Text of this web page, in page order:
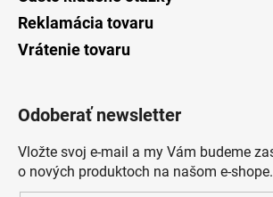
Reklamácia tovaru
Vrátenie tovaru
Odoberať newsletter
Vložte svoj e-mail a my Vám budeme
o nových produktoch na našom e-shope.